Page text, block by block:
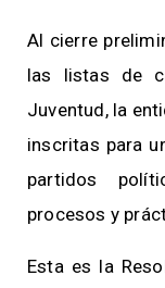
Al cierre
las listas de
Juventud, la
inscritas para
partidos
procesos y
Esta es la